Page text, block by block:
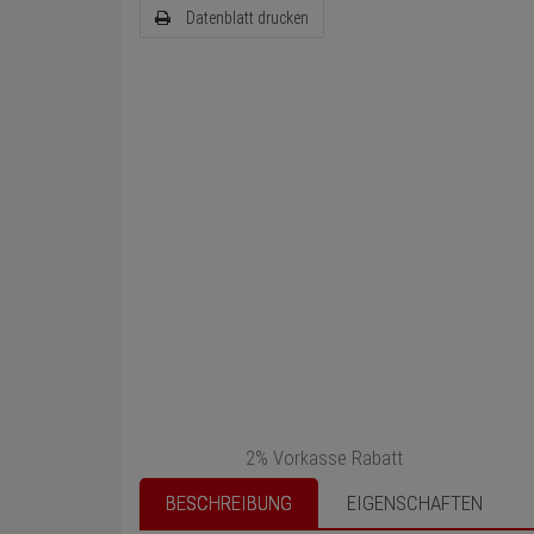
Datenblatt drucken
2% Vorkasse Rabatt
BESCHREIBUNG
EIGENSCHAFTEN